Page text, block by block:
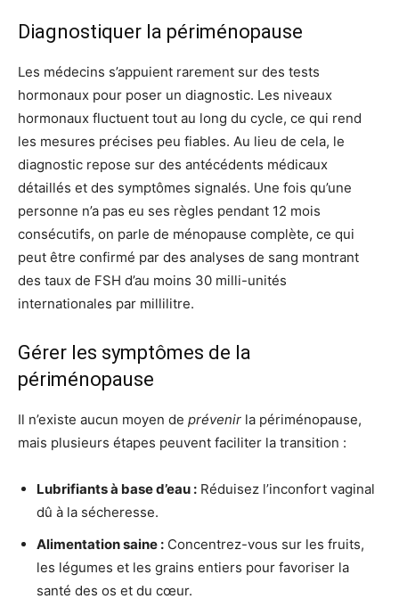
Diagnostiquer la périménopause
Les médecins s’appuient rarement sur des tests
hormonaux pour poser un diagnostic. Les niveaux
hormonaux fluctuent tout au long du cycle, ce qui rend
les mesures précises peu fiables. Au lieu de cela, le
diagnostic repose sur des antécédents médicaux
détaillés et des symptômes signalés. Une fois qu’une
personne n’a pas eu ses règles pendant 12 mois
consécutifs, on parle de ménopause complète, ce qui
peut être confirmé par des analyses de sang montrant
des taux de FSH d’au moins 30 milli-unités
internationales par millilitre.
Gérer les symptômes de la
périménopause
Il n’existe aucun moyen de prévenir la périménopause,
mais plusieurs étapes peuvent faciliter la transition :
Lubrifiants à base d’eau : Réduisez l’inconfort vaginal
dû à la sécheresse.
Alimentation saine : Concentrez-vous sur les fruits,
les légumes et les grains entiers pour favoriser la
santé des os et du cœur.